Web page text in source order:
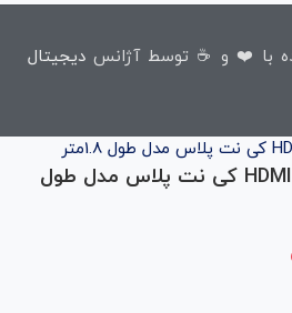
با ❤️ و ☕ توسط آژانس دیجیتال
کابل DISPLAYPORT به HDMI کی نت پلاس مدل طول